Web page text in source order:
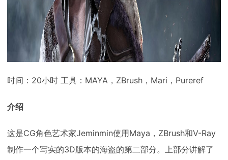
时间：20小时 工具：MAYA，ZBrush，Mari，Pureref
介绍
这是CG角色艺术家Jeminmin使用Maya，ZBrush和V-Ray
制作一个写实的3D版本的海盗的第二部分。上部分讲解了